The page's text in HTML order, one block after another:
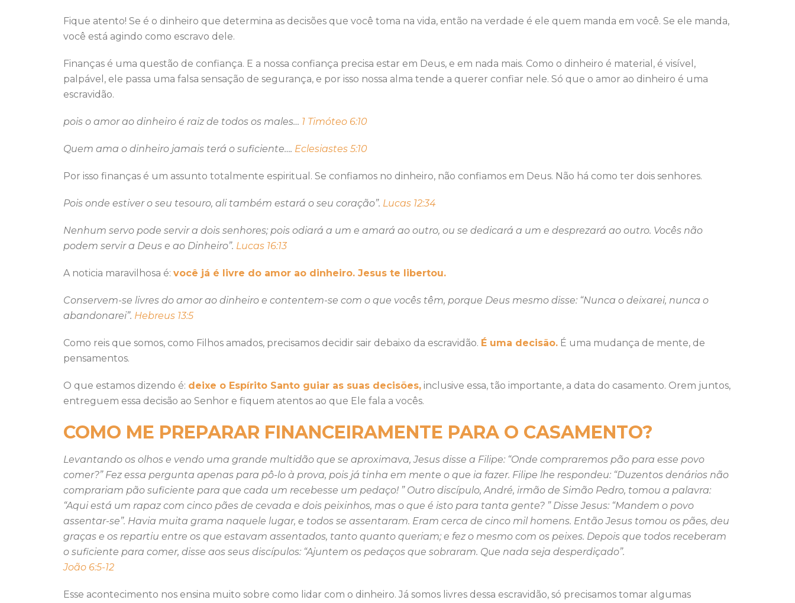
Fique atento! Se é o dinheiro que determina as decisões que você toma na vida, então na verdade é ele quem manda em você. Se ele manda,
você está agindo como escravo dele.
Finanças é uma questão de confiança. E a nossa confiança precisa estar em Deus, e em nada mais. Como o dinheiro é material, é visível,
palpável, ele passa uma falsa sensação de segurança, e por isso nossa alma tende a querer confiar nele. Só que o amor ao dinheiro é uma
escravidão.
pois o amor ao dinheiro é raiz de todos os males… 1 Timóteo 6:10
Quem ama o dinheiro jamais terá o suficiente…. Eclesiastes 5:10
Por isso finanças é um assunto totalmente espiritual. Se confiamos no dinheiro, não confiamos em Deus. Não há como ter dois senhores.
Pois onde estiver o seu tesouro, ali também estará o seu coração”. Lucas 12:34
Nenhum servo pode servir a dois senhores; pois odiará a um e amará ao outro, ou se dedicará a um e desprezará ao outro. Vocês não
podem servir a Deus e ao Dinheiro”. Lucas 16:13
A noticia maravilhosa é: você já é livre do amor ao dinheiro. Jesus te libertou.
Conservem-se livres do amor ao dinheiro e contentem-se com o que vocês têm, porque Deus mesmo disse: “Nunca o deixarei, nunca o
abandonarei”. Hebreus 13:5
Como reis que somos, como Filhos amados, precisamos decidir sair debaixo da escravidão. É uma decisão. É uma mudança de mente, de
pensamentos.
O que estamos dizendo é: deixe o Espírito Santo guiar as suas decisões, inclusive essa, tão importante, a data do casamento. Orem juntos,
entreguem essa decisão ao Senhor e fiquem atentos ao que Ele fala a vocês.
COMO ME PREPARAR FINANCEIRAMENTE PARA O CASAMENTO?
Levantando os olhos e vendo uma grande multidão que se aproximava, Jesus disse a Filipe: “Onde compraremos pão para esse povo
comer?” Fez essa pergunta apenas para pô-lo à prova, pois já tinha em mente o que ia fazer. Filipe lhe respondeu: “Duzentos denários não
comprariam pão suficiente para que cada um recebesse um pedaço! ” Outro discípulo, André, irmão de Simão Pedro, tomou a palavra:
“Aqui está um rapaz com cinco pães de cevada e dois peixinhos, mas o que é isto para tanta gente? ” Disse Jesus: “Mandem o povo
assentar-se”. Havia muita grama naquele lugar, e todos se assentaram. Eram cerca de cinco mil homens. Então Jesus tomou os pães, deu
graças e os repartiu entre os que estavam assentados, tanto quanto queriam; e fez o mesmo com os peixes. Depois que todos receberam
o suficiente para comer, disse aos seus discípulos: “Ajuntem os pedaços que sobraram. Que nada seja desperdiçado”.
João 6:5-12
Esse acontecimento nos ensina muito sobre como lidar com o dinheiro. Já somos livres dessa escravidão, só precisamos tomar algumas